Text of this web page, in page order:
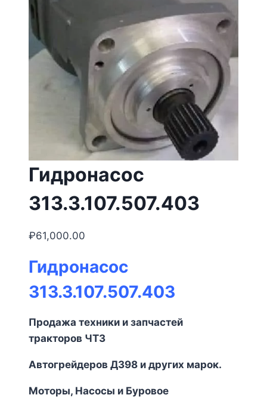
Гидронасос
313.3.107.507.403
₽61,000.00
Гидронасос
313.3.107.507.403
Продажа техники и запчастей
тракторов ЧТЗ
Автогрейдеров ДЗ98 и других марок.
Моторы, Насосы и Буровое